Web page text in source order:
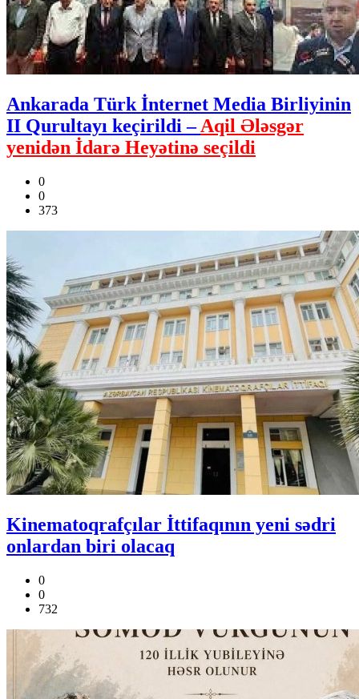
Ankarada Türk İnternet Media Birliyinin
II Qurultayı keçirildi –Aqil Ələsgər
yenidən İdarə Heyətinə seçildi
0
0
373
Kinematoqrafçılar İttifaqının yeni sədri
onlardan biri olacaq
0
0
732